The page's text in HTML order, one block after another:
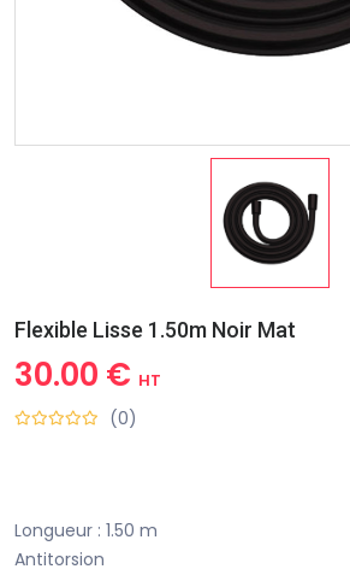
Flexible Lisse 1.50m Noir Mat
30.00 € HT
(0)
Longueur : 1.50 m
Antitorsion